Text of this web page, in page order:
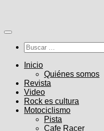
contenido
Buscar:
Inicio
Quiénes somos
Revista
Video
Rock es cultura
Motociclismo
Pista
Cafe Racer